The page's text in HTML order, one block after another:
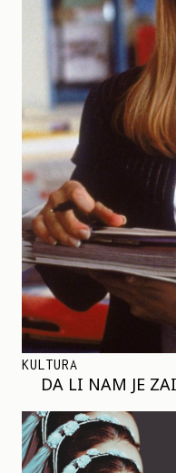
KULTURA
DA LI NAM JE